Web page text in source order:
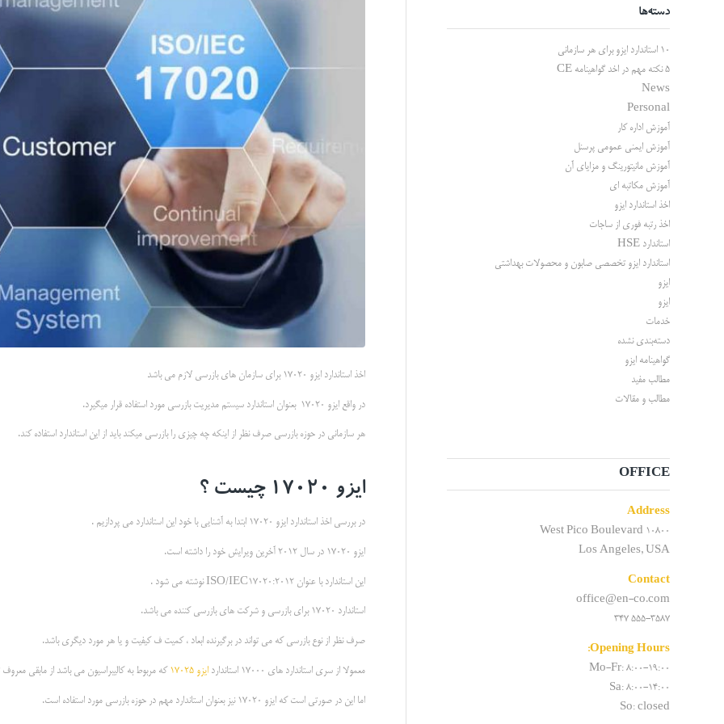
اخذ استاندارد ایزو 17020 برای سازمان های بازرسی لازم می باشد
در واقع ایزو 17020 بعنوان استاندارد سیستم مدیریت بازرسی مورد استفاده قرار میگیرد.
هر سازمانی در حوزه بازرسی صرف نظر از اینکه چه چیزی را بازرسی میکند باید از این استاندارد استفاده کند.
ایزو 17020 چیست ؟
در بررسی اخذ استاندارد ایزو 17020 ابتدا به آشنایی با خود این استاندارد می پردازیم .
ایزو 17020 در سال 2012 آخرین ویرایش خود را داشته است.
این استاندارد با عنوان ISO/IEC17020:2012 نوشته می شود .
استاندارد 17020 برای بازرسی و شرکت های بازرسی کننده می باشد.
صرف نظر از نوع بازرسی که می تواند در برگیرنده ابعاد ، کمیت ف کیفیت و یا هر مورد دیگری باشد.
معمولا از سری استاندارد های 17000 استاندارد ایزو 17025 که مربوط به کالیبراسیون می باشد از مابقی
اما این در صورتی است که ایزو 17020 نیز بعنوان استاندارد مهم در حوزه بازرسی مورد استفاده است.
دسته‌ها
10 استاندارد ایزو برای هر سازمانی
5 نکته مهم در اخد گواهینامه CE
News
Personal
آموزش اداره کار
آموزش ایمنی عمومی پرسنل
آموزش مانیتورینگ و مزایای آن
آموزش مکاتبه ای
اخذ استاندارد ایزو
اخذ رتبه فوری از ساجات
استاندارد HSE
استاندارد ایزو تخصصی صابون و محصولات بهداشتی
ایزو
ایزو
خدمات
دسته‌بندی نشده
گواهینامه ایزو
مطالب مفید
مطالب و مقالات
OFFICE
Address
10800 West Pico Boulevard
Los Angeles, USA
Contact
office@en-co.com
555-3587 347
Opening Hours:
Mo-Fr: 8:00-19:00
Sa: 8:00-14:00
So: closed